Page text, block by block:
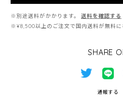
※別途送料がかかります。
送料を確認する
※¥8,500以上のご注文で国内送料が無料に
SHARE
通報する